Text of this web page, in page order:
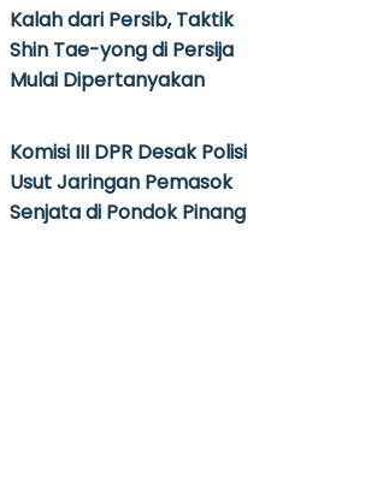
Kalah dari Persib, Taktik
Shin Tae-yong di Persija
Mulai Dipertanyakan
Komisi III DPR Desak Polisi
Usut Jaringan Pemasok
Senjata di Pondok Pinang